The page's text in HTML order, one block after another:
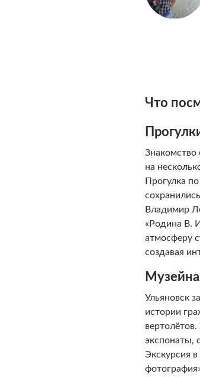
Что
Знакомство
на
Прогулка
Владимир
«Родина В.
атмосферу
создавая
Ульяновск
истории
экспонаты,
Экскурсия